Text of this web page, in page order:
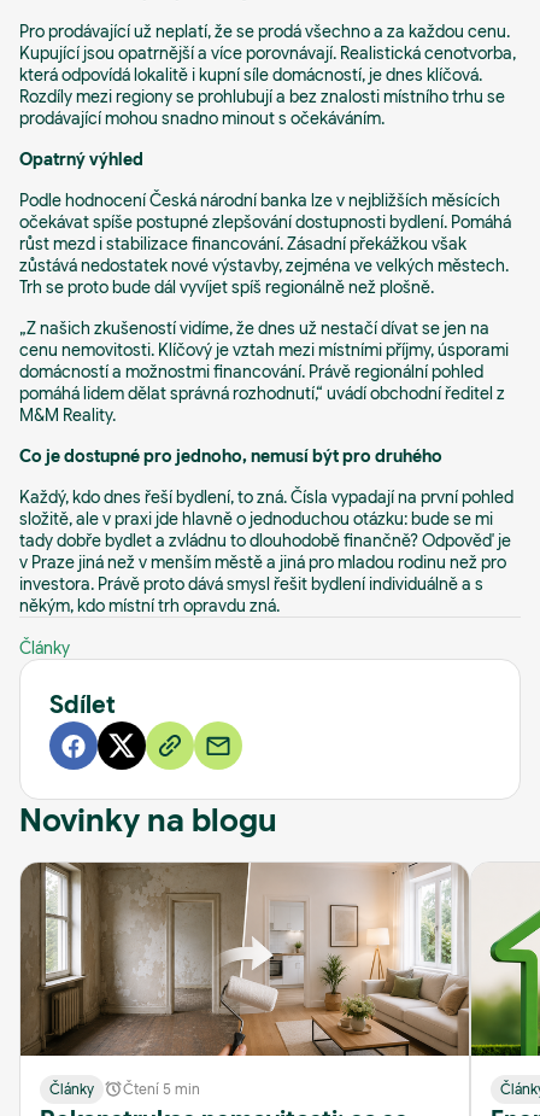
Pro prodávající už neplatí, že se prodá všechno a za každou cenu.
Kupující jsou opatrnější a více porovnávají. Realistická cenotvorba,
která odpovídá lokalitě i kupní síle domácností, je dnes klíčová.
Rozdíly mezi regiony se prohlubují a bez znalosti místního trhu se
prodávající mohou snadno minout s očekáváním.
Opatrný výhled
Podle hodnocení Česká národní banka lze v nejbližších měsících
očekávat spíše postupné zlepšování dostupnosti bydlení. Pomáhá
růst mezd i stabilizace financování. Zásadní překážkou však
zůstává nedostatek nové výstavby, zejména ve velkých městech.
Trh se proto bude dál vyvíjet spíš regionálně než plošně.
„Z našich zkušeností vidíme, že dnes už nestačí dívat se jen na
cenu nemovitosti. Klíčový je vztah mezi místními příjmy, úsporami
domácností a možnostmi financování. Právě regionální pohled
pomáhá lidem dělat správná rozhodnutí,“ uvádí obchodní ředitel z
M&M Reality.
Co je dostupné pro jednoho, nemusí být pro druhého
Každý, kdo dnes řeší bydlení, to zná. Čísla vypadají na první pohled
složitě, ale v praxi jde hlavně o jednoduchou otázku: bude se mi
tady dobře bydlet a zvládnu to dlouhodobě finančně? Odpověď je
v Praze jiná než v menším městě a jiná pro mladou rodinu než pro
investora. Právě proto dává smysl řešit bydlení individuálně a s
někým, kdo místní trh opravdu zná.
Články
Sdílet
Novinky na blogu
Články Čtení 5 min